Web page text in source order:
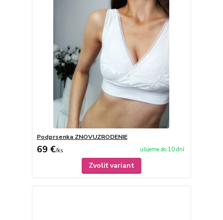
Podprsenka ZNOVUZRODENIE
69 €/ks ušijeme do 10 dní
Zvoliť variant